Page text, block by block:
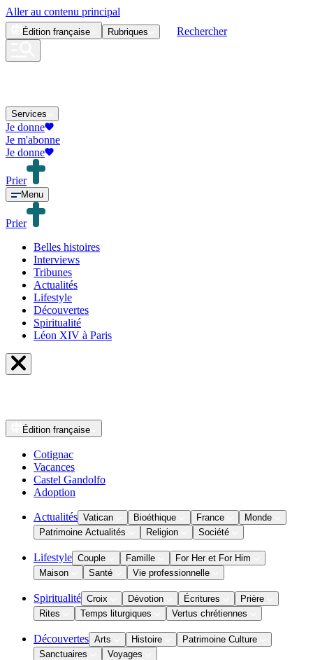
Aller au contenu principal
Édition française Rubriques Rechercher
Services
Je donne
Je m'abonne
Je donne
Prier
Menu
Prier
Belles histoires
Interviews
Tribunes
Actualités
Lifestyle
Découvertes
Spiritualité
Léon XIV à Paris
Édition française
Cotignac
Vacances
Castel Gandolfo
Adoption
Actualités Vatican Bioéthique France
Monde
Patrimoine Actualités
Religion Société
Lifestyle Couple Famille
For Her et For Him
Maison
Santé Vie professionnelle
Spiritualité Croix Dévotion Écritures
Prière
Rites
Temps liturgiques Vertus chrétiennes
Découvertes Arts Histoire
Patrimoine Culture
Sanctuaires
Voyages